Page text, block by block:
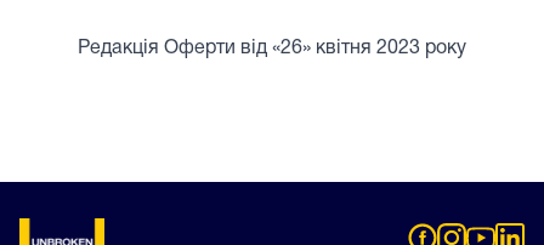
Редакція Оферти від «26» квітня 2023 року